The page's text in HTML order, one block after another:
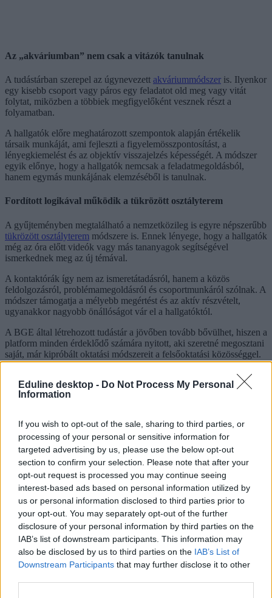
Eduline desktop - Do Not Process My Personal
Information
If you wish to opt-out of the sale, sharing to third parties, or
processing of your personal or sensitive information for
targeted advertising by us, please use the below opt-out
section to confirm your selection. Please note that after your
opt-out request is processed you may continue seeing
interest-based ads based on personal information utilized by
us or personal information disclosed to third parties prior to
your opt-out. You may separately opt-out of the further
disclosure of your personal information by third parties on the
IAB’s list of downstream participants. This information may
also be disclosed by us to third parties on the IAB’s List of
Downstream Participants that may further disclose it to other
Az „akváriumban” nem csak a vitázók tanulnak
A tudástárban szerepel az úgynevezett akváriummódszer is. Ilyenkor
egy kisebb csoport vagy páros egy feladatot old meg vagy vitát
folytat, miközben a többiek megfigyelőként vesznek részt a
folyamatban.
A hallgatók előre meghatározott szempontok alapján értékelik
társaik munkáját, ami fejleszti a figyelemösszpontosítást, a
lényegkiemelést és az objektív visszajelzés képességét. A módszer
egyik előnye, hogy a hallgatók nemcsak a feladatmegoldásból,
hanem egymás munkájának elemzéséből is tanulnak.
Fordított logikával működik a tükrözött osztályterem
A gyűjteményben megtalálható a nemzetközileg is egyre népszerűbb
tükrözött osztályterem módszere is. Ennek lényege, hogy a hallgatók
még az óra előtt videók vagy más tananyagok segítségével
ismerkednek meg az új témával.
A kontaktórák így nem az ismeretátadásról, hanem a közös
feldolgozásról, problémamegoldásról és csoportmunkáról szólnak. A
módszer támogatja a mélyebb megértést és az aktív részvételt,
ugyanakkor nagyobb önállóságot vár el a hallgatóktól.
A BGE által létrehozott tudástár a jövőben tovább bővülhet, hiszen a
platform minden érdeklődő számára nyitott, aki szeretné megosztani
saját, már kipróbált oktatási módszereit a felsőoktatási közösséggel.
Most már tudományos bizonyíték is van arra, hogy
Rövid szünetek beiktatása jó közérzetet biztosít a napi tanuláshoz
vagy munkavégzéshez; a legalább néhány másodperces, de
legfeljebb tízperces szünetek – egy temesvári tanulmány
megállapításai szerint – pozitív hatással lehetnek az emberek
közérzetére.